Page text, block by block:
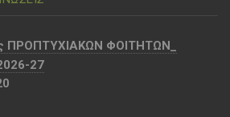
ΠΡΟΠΤΥΧΙΑΚΩΝ ΦΟΙΤΗΤΩΝ_
27